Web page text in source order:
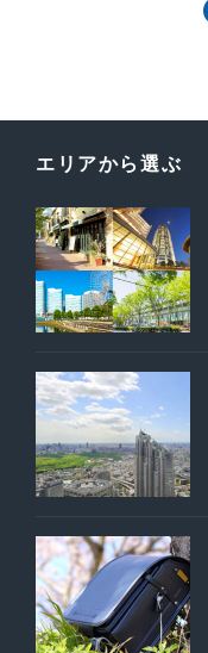
エリアから選ぶ